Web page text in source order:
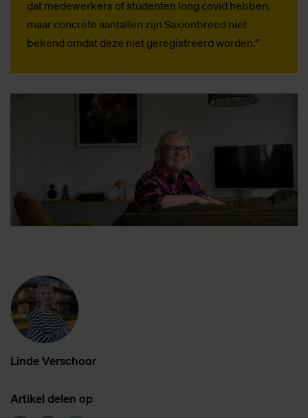
dat medewerkers of studenten long covid hebben,
maar concrete aantallen zijn Saxionbreed niet
bekend omdat deze niet geregistreerd worden.”
Lin­de Ver­schoor
Ar­ti­kel de­len op